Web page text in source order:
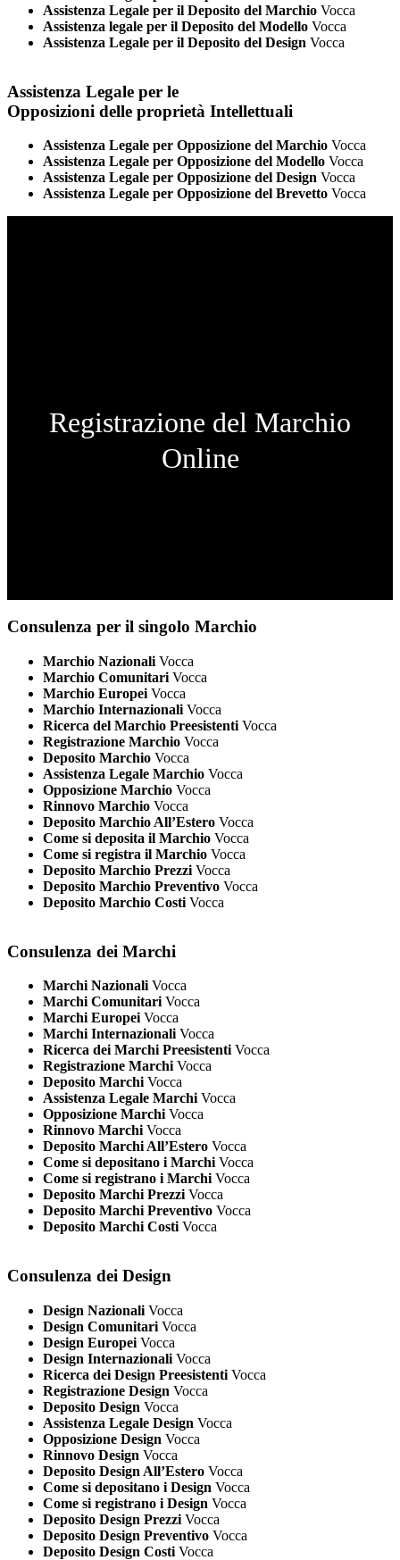
Assistenza Legale per il Deposito del Marchio Vocca
Assistenza legale per il Deposito del Modello Vocca
Assistenza Legale per il Deposito del Design Vocca
Assistenza Legale per le
Opposizioni delle proprietà Intellettuali
Assistenza Legale per Opposizione del Marchio Vocca
Assistenza Legale per Opposizione del Modello Vocca
Assistenza Legale per Opposizione del Design Vocca
Assistenza Legale per Opposizione del Brevetto Vocca
Registrazione del Marchio
Online
Consulenza per il singolo Marchio
Marchio Nazionali Vocca
Marchio Comunitari Vocca
Marchio Europei Vocca
Marchio Internazionali Vocca
Ricerca del Marchio Preesistenti Vocca
Registrazione Marchio Vocca
Deposito Marchio Vocca
Assistenza Legale Marchio Vocca
Opposizione Marchio Vocca
Rinnovo Marchio Vocca
Deposito Marchio All’Estero Vocca
Come si deposita il Marchio Vocca
Come si registra il Marchio Vocca
Deposito Marchio Prezzi Vocca
Deposito Marchio Preventivo Vocca
Deposito Marchio Costi Vocca
Consulenza dei Marchi
Marchi Nazionali Vocca
Marchi Comunitari Vocca
Marchi Europei Vocca
Marchi Internazionali Vocca
Ricerca dei Marchi Preesistenti Vocca
Registrazione Marchi Vocca
Deposito Marchi Vocca
Assistenza Legale Marchi Vocca
Opposizione Marchi Vocca
Rinnovo Marchi Vocca
Deposito Marchi All’Estero Vocca
Come si depositano i Marchi Vocca
Come si registrano i Marchi Vocca
Deposito Marchi Prezzi Vocca
Deposito Marchi Preventivo Vocca
Deposito Marchi Costi Vocca
Consulenza dei Design
Design Nazionali Vocca
Design Comunitari Vocca
Design Europei Vocca
Design Internazionali Vocca
Ricerca dei Design Preesistenti Vocca
Registrazione Design Vocca
Deposito Design Vocca
Assistenza Legale Design Vocca
Opposizione Design Vocca
Rinnovo Design Vocca
Deposito Design All’Estero Vocca
Come si depositano i Design Vocca
Come si registrano i Design Vocca
Deposito Design Prezzi Vocca
Deposito Design Preventivo Vocca
Deposito Design Costi Vocca